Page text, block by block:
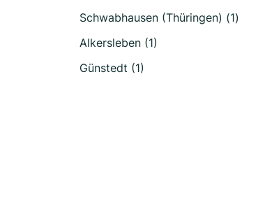
Schwabhausen (Thüringen) (1)
Alkersleben (1)
Günstedt (1)